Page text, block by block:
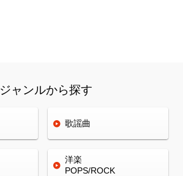
ジャンルから探す
歌謡曲
洋楽
POPS/ROCK